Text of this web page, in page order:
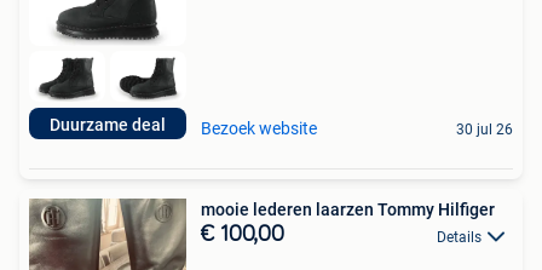
Duurzame deal Bezoek website 30 jul 26
mooie lederen laarzen Tommy Hilfiger
€ 100,00 Details